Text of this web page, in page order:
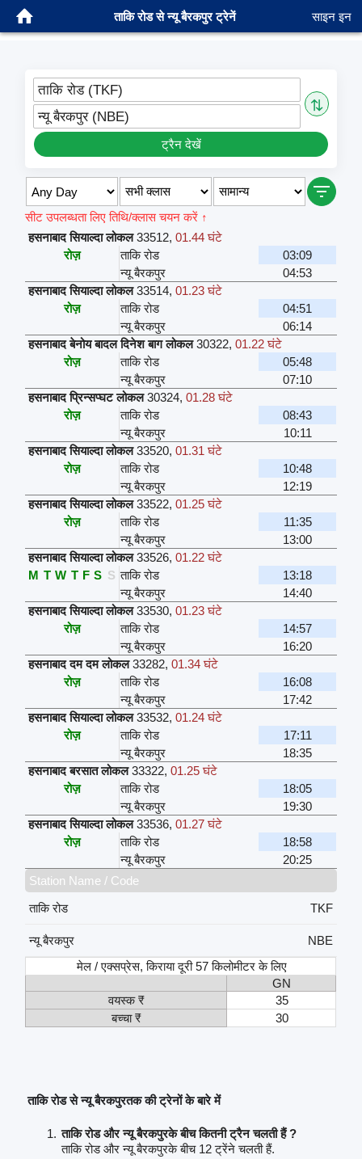
ताकि रोड से न्यू बैरकपुर ट्रेनें साइन इन
ताकि रोड (TKF)
⇅
न्यू बैरकपुर (NBE)
ट्रैन देखें
सीट उपलब्धता लिए तिथि/क्लास चयन करें ↑
हसनाबाद सियाल्दा लोकल 33512,01.44 घंटे
रोज़
ताकि रोड
03:09
न्यू बैरकपुर
04:53
हसनाबाद सियाल्दा लोकल 33514,01.23 घंटे
रोज़
ताकि रोड
04:51
न्यू बैरकपुर
06:14
हसनाबाद बेनोय बादल दिनेश बाग लोकल 30322,01.22 घंटे
रोज़
ताकि रोड
05:48
न्यू बैरकपुर
07:10
हसनाबाद प्रिन्सप्घट लोकल 30324,01.28 घंटे
रोज़
ताकि रोड
08:43
न्यू बैरकपुर
10:11
हसनाबाद सियाल्दा लोकल 33520,01.31 घंटे
रोज़
ताकि रोड
10:48
न्यू बैरकपुर
12:19
हसनाबाद सियाल्दा लोकल 33522,01.25 घंटे
रोज़
ताकि रोड
11:35
न्यू बैरकपुर
13:00
हसनाबाद सियाल्दा लोकल 33526,01.22 घंटे
M T W T F S S ताकि रोड
13:18
न्यू बैरकपुर
14:40
हसनाबाद सियाल्दा लोकल 33530,01.23 घंटे
रोज़
ताकि रोड
14:57
न्यू बैरकपुर
16:20
हसनाबाद दम दम लोकल 33282,01.34 घंटे
रोज़
ताकि रोड
16:08
न्यू बैरकपुर
17:42
हसनाबाद सियाल्दा लोकल 33532,01.24 घंटे
रोज़
ताकि रोड
17:11
न्यू बैरकपुर
18:35
हसनाबाद बरसात लोकल 33322,01.25 घंटे
रोज़
ताकि रोड
18:05
न्यू बैरकपुर
19:30
हसनाबाद सियाल्दा लोकल 33536,01.27 घंटे
रोज़
ताकि रोड
18:58
न्यू बैरकपुर
20:25
Station Name / Code
ताकि रोड
TKF
न्यू बैरकपुर
NBE
मेल / एक्सप्रेस, किराया दूरी 57 किलोमीटर के लिए
GN
वयस्क ₹
35
बच्चा ₹
30
ताकि रोड से न्यू बैरकपुरतक की ट्रेनों के बारे में
ताकि रोड और न्यू बैरकपुरके बीच कितनी ट्रैन चलती हैं ?
ताकि रोड और न्यू बैरकपुरके बीच 12 ट्रेंने चलती हैं.